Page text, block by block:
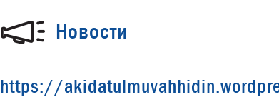
Новости
https://